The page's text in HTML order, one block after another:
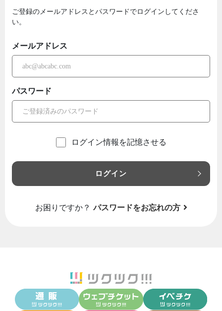
ご登録のメールアドレスとパスワードでログインしてくださ
い。
メールアドレス
パスワード
ログイン情報を記憶させる
ログイン
お困りですか？ パスワードをお忘れの方